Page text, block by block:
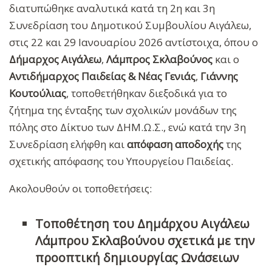
διατυπώθηκε αναλυτικά κατά τη 2η και 3η
Συνεδρίαση του Δημοτικού Συμβουλίου Αιγάλεω,
στις 22 και 29 Ιανουαρίου 2026 αντίστοιχα, όπου ο
Δήμαρχος Αιγάλεω, Λάμπρος Σκλαβούνος και ο
Αντιδήμαρχος Παιδείας & Νέας Γενιάς, Γιάννης
Κουτούλιας, τοποθετήθηκαν διεξοδικά για το
ζήτημα της ένταξης των σχολικών μονάδων της
πόλης στο Δίκτυο των ΔΗΜ.Ω.Σ., ενώ κατά την 3η
Συνεδρίαση ελήφθη καιαπόφασηαποδοχήςτης
σχετικής απόφασης του Υπουργείου Παιδείας.
Ακολουθούν οι τοποθετήσεις:
Τοποθέτηση του Δημάρχου Αιγάλεω
Λάμπρου Σκλαβούνου σχετικά με την
προοπτική δημιουργίας Ωνάσειων